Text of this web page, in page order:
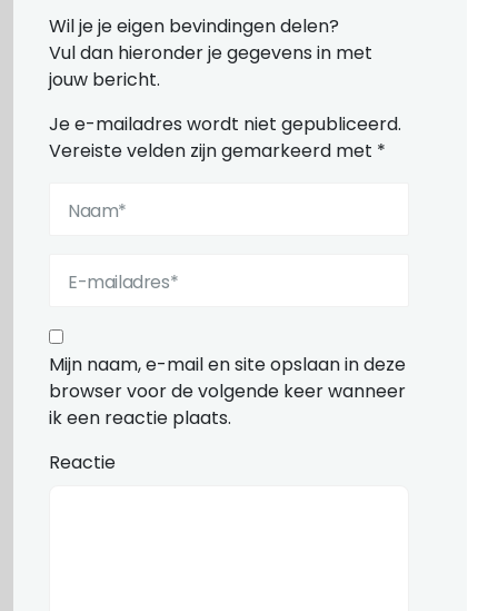
Wil je je eigen bevindingen delen?
Vul dan hieronder je gegevens in met
jouw bericht.
Je e-mailadres wordt niet gepubliceerd.
Vereiste velden zijn gemarkeerd met *
Mijn naam, e-mail en site opslaan in deze
browser voor de volgende keer wanneer
ik een reactie plaats.
Reactie